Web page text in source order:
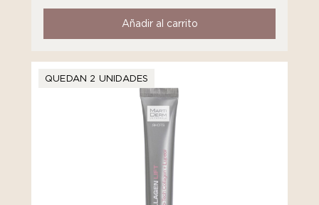
Añadir al carrito
QUEDAN 2 UNIDADES